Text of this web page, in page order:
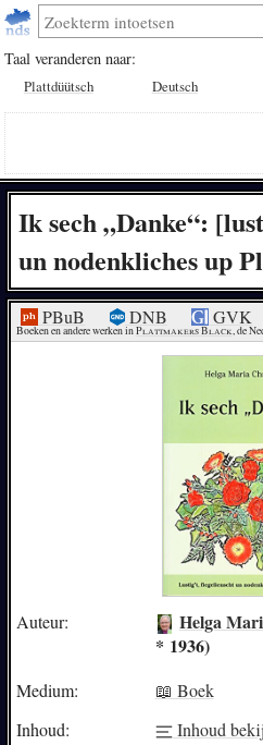
Taal veranderen naar:
Plattdüütsch Deutsch
Ik sech „Danke“:
un nodenkliches up
PBuB DNB GVK
Boeken en andere werken in Plattmakers Black, de
Auteur: Helga
* 1936)
Medium:
📖 Boek
Inhoud:
Inhoud